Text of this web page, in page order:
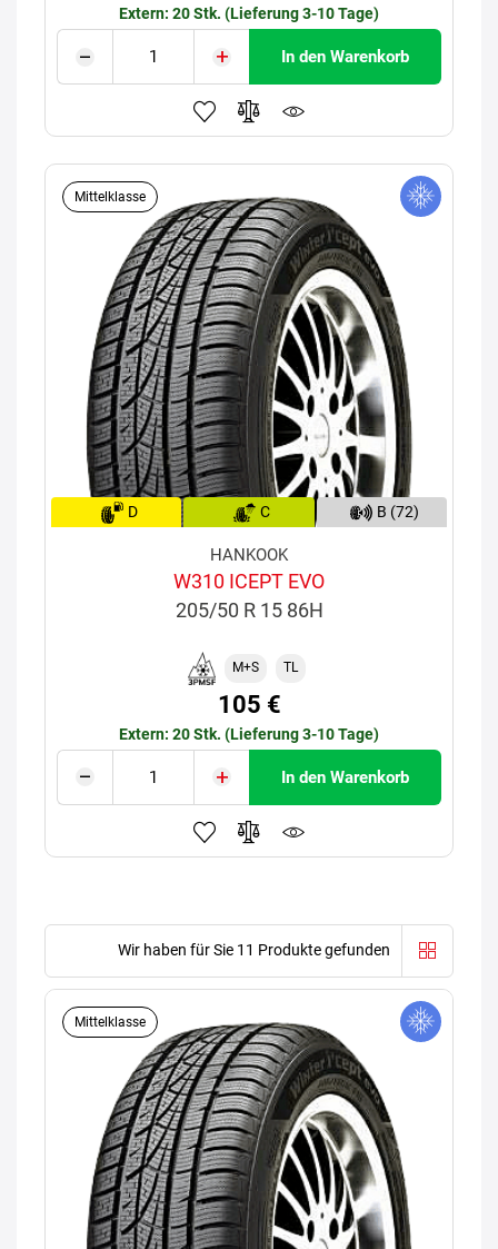
Extern: 20 Stk. (Lieferung 3-10 Tage)
In den Warenkorb
Mittelklasse
D C B (72)
HANKOOK
W310 ICEPT EVO
205/50 R 15 86H
M+S TL
105 €
Extern: 20 Stk. (Lieferung 3-10 Tage)
In den Warenkorb
Wir haben für Sie 11 Produkte gefunden
Mittelklasse